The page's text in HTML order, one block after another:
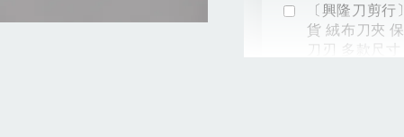
〔興隆刀剪行
貨 絨布刀夾
刀刃 多款尺寸